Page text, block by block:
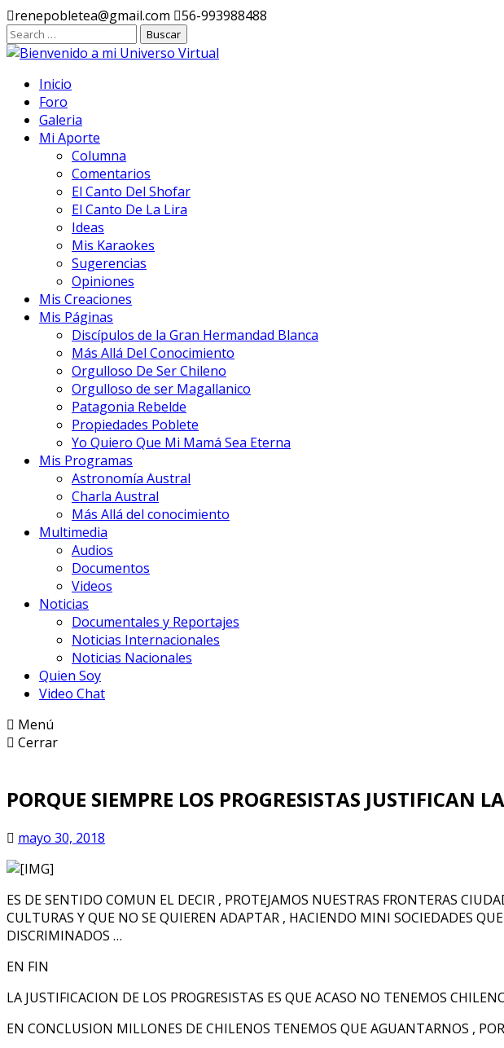
Ir
al
contenido
renepobletea@gmail.com 56-993988488
Inicio
Foro
Galeria
Mi Aporte
Columna
Comentarios
El Canto Del Shofar
El Canto De La Lira
Ideas
Mis Karaokes
Sugerencias
Opiniones
Mis Creaciones
Mis Páginas
Discípulos de la Gran Hermandad Blanca
Más Allá Del Conocimiento
Orgulloso De Ser Chileno
Orgulloso de ser Magallanico
Patagonia Rebelde
Propiedades Poblete
Yo Quiero Que Mi Mamá Sea Eterna
Mis Programas
Astronomía Austral
Charla Austral
Más Allá del conocimiento
Multimedia
Audios
Documentos
Videos
Noticias
Documentales y Reportajes
Noticias Internacionales
Noticias Nacionales
Quien Soy
Video Chat
Menú
Cerrar
PORQUE SIEMPRE LOS PROGRESISTAS JUSTIFICAN
mayo 30, 2018
ES DE SENTIDO COMUN EL DECIR , PROTEJAMOS NUESTRAS FRONTERAS
CULTURAS Y QUE NO SE QUIEREN ADAPTAR , HACIENDO MINI SOCIEDADES
DISCRIMINADOS …
EN FIN
LA JUSTIFICACION DE LOS PROGRESISTAS ES QUE ACASO NO TENEMOS
EN CONCLUSION MILLONES DE CHILENOS TENEMOS QUE AGUANTARNOS ,